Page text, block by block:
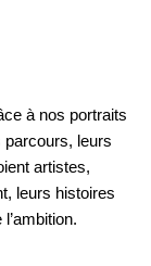
à nos portraits
leurs
artistes,
leurs histoires